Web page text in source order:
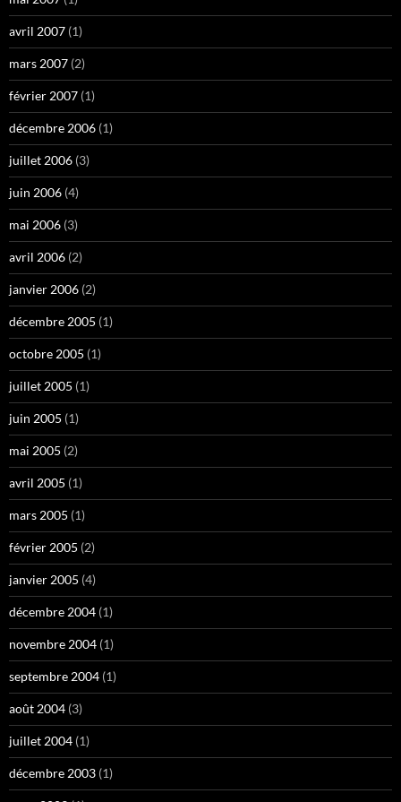
avril 2007 (1)
mars 2007 (2)
février 2007 (1)
décembre 2006 (1)
juillet 2006 (3)
juin 2006 (4)
mai 2006 (3)
avril 2006 (2)
janvier 2006 (2)
décembre 2005 (1)
octobre 2005 (1)
juillet 2005 (1)
juin 2005 (1)
mai 2005 (2)
avril 2005 (1)
mars 2005 (1)
février 2005 (2)
janvier 2005 (4)
décembre 2004 (1)
novembre 2004 (1)
septembre 2004 (1)
août 2004 (3)
juillet 2004 (1)
décembre 2003 (1)